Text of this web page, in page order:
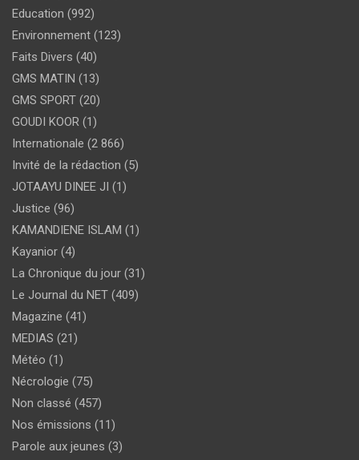
Education (992)
Environnement (123)
Faits Divers (40)
GMS MATIN (13)
GMS SPORT (20)
GOUDI KOOR (1)
Internationale (2 866)
Invité de la rédaction (5)
JOTAAYU DINEE JI (1)
Justice (96)
KAMANDIENE ISLAM (1)
Kayanior (4)
La Chronique du jour (31)
Le Journal du NET (409)
Magazine (41)
MEDIAS (21)
Météo (1)
Nécrologie (75)
Non classé (457)
Nos émissions (11)
Parole aux jeunes (3)